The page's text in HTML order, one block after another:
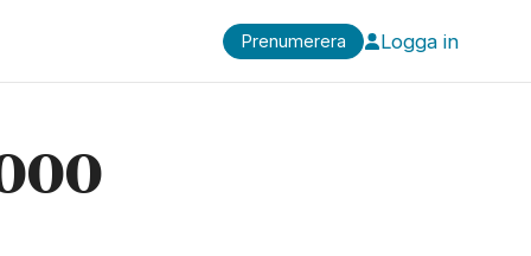
Prenumerera Logga in